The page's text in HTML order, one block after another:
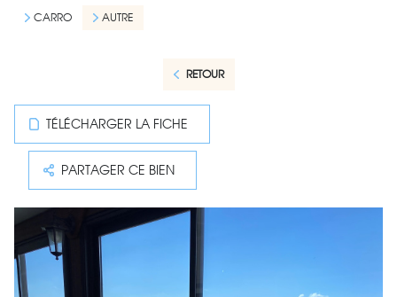
CARRO
AUTRE
RETOUR
TÉLÉCHARGER LA FICHE
PARTAGER CE BIEN